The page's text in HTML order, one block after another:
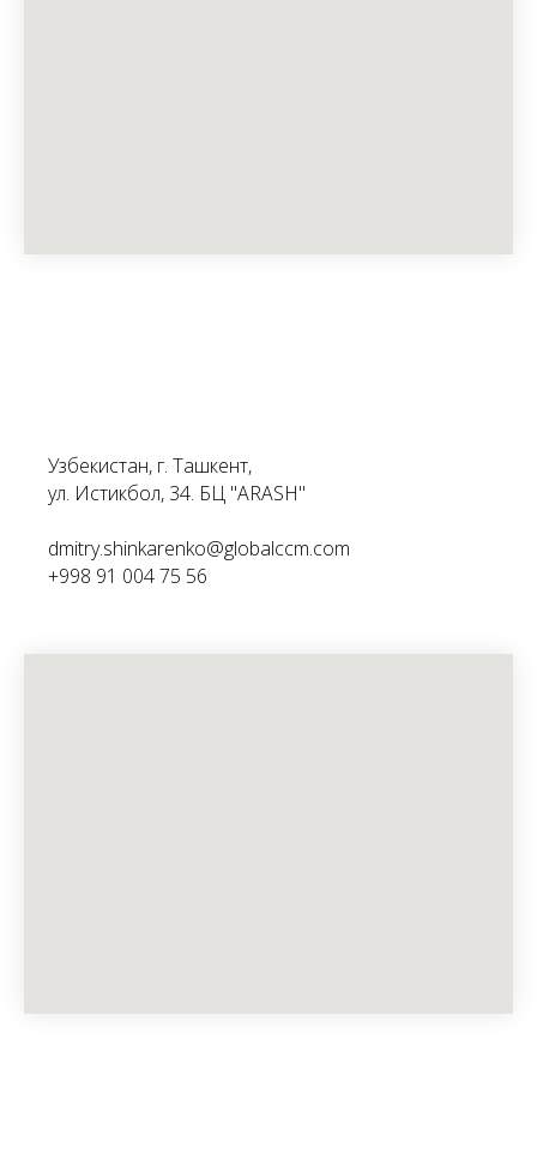
Узбекистан, г. Ташкент,
ул. Истикбол, 34. БЦ "ARASH"
dmitry.shinkarenko@globalccm.com
+998 91 004 75 56